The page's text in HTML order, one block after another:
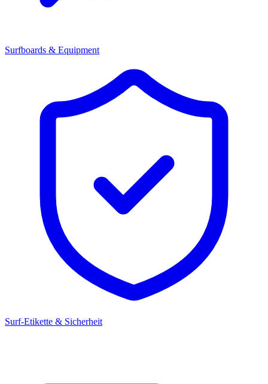
Surfboards & Equipment
Surf-Etikette & Sicherheit